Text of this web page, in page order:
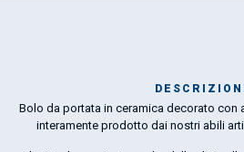
Bolo da portata in ceramica decorato con
interamente prodotto dai nostri abili